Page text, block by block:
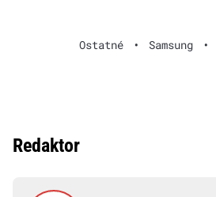
Ostatné • Samsung •
Redaktor